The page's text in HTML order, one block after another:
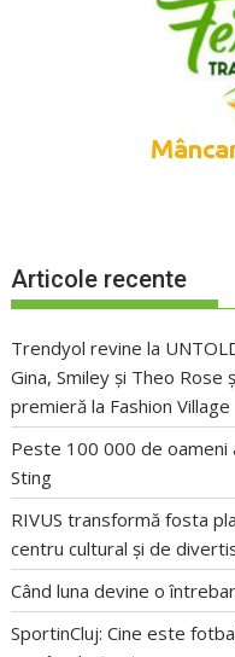
Articole recente
Trendyol revine la
Gina, Smiley și Theo
premieră la Fashion Village
Peste 100 000 de oameni
Sting
RIVUS transformă fosta
centru cultural și de
Când luna devine o
SportinCluj: Cine este